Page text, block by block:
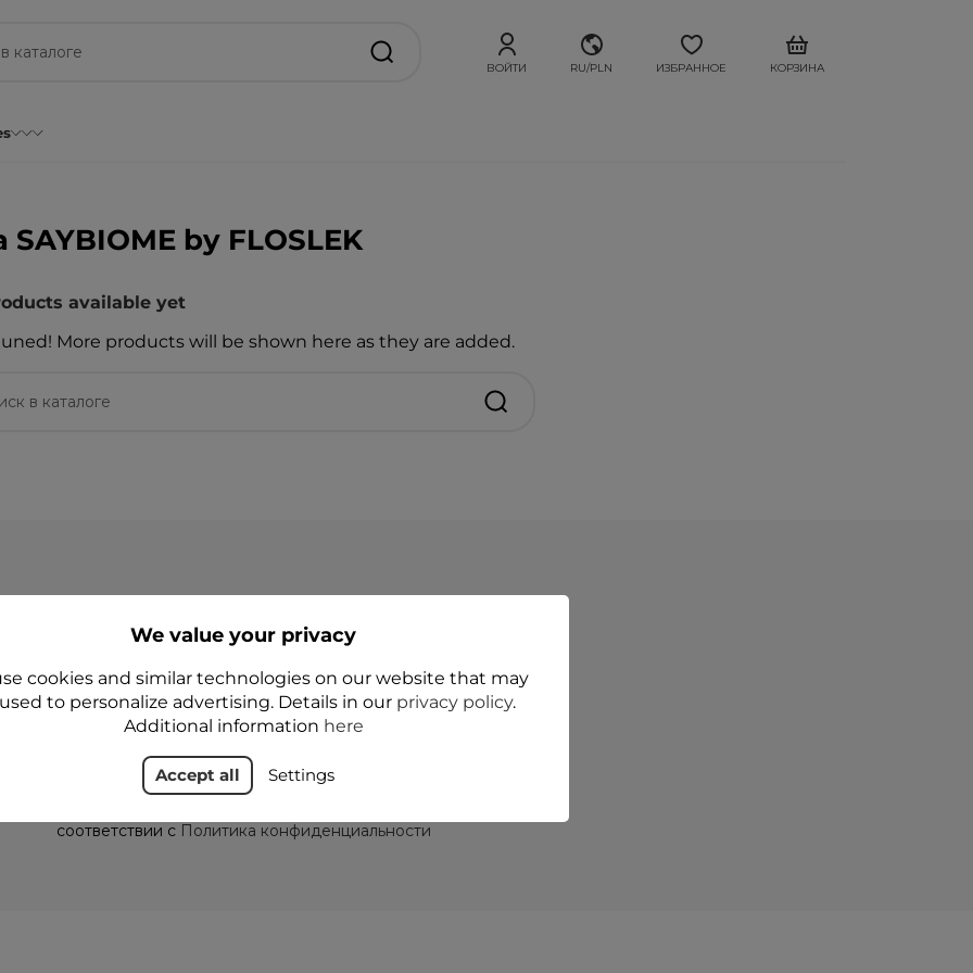
ВОЙТИ RU/PLN ИЗБРАННОЕ КОРЗИНА
by FLOSLEK
available yet
More products will be shown here as they are added.
свой адрес электронной почты, вы соглашаетесь получать
соответствии с Политика конфиденциальности
We value your privacy
cookies and similar technologies on our website that may
to personalize advertising. Details in our privacy policy.
Additional information here
Accept all Settings